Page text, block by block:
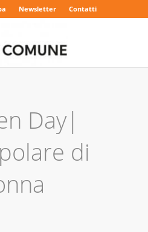
Newsletter Contatti
Day|
di